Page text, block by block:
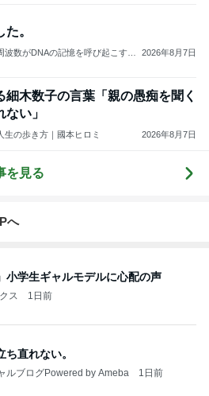
。
波数がDNAの記憶を呼び起こす──
2026年8月7日
細木数子の言葉「親の愚痴を聞く
い」
生の歩き方｜國本ヒロミ 2026年8月7日
を見る
へ
小学生ギャルモデルに心配の声
ス 1日前
直れない。
ルブログPowered by Ameba 1日前